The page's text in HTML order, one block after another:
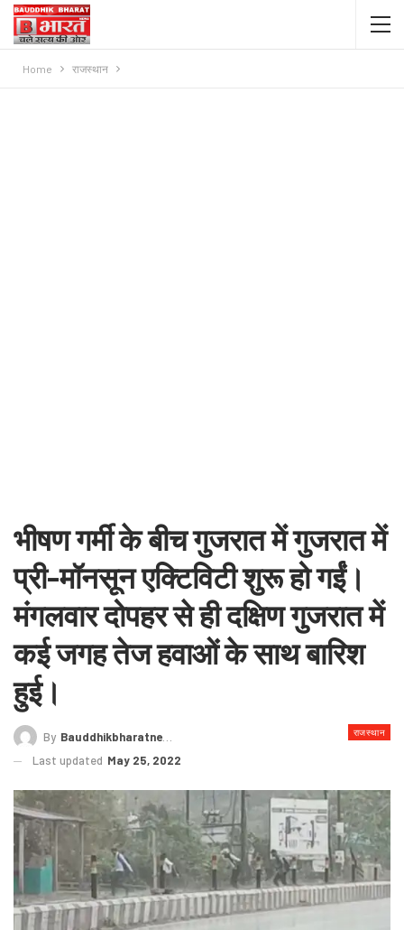
Home राजस्थान
भीषण गर्मी के बीच गुजरात में गुजरात में
प्री-मॉनसून एक्टिविटी शुरू हो गईं।
मंगलवार दोपहर से ही दक्षिण गुजरात में
कई जगह तेज हवाओं के साथ बारिश
हुई।
राजस्थान
By Bauddhikbharatnews@gmail.com
Last updated May 25, 2022